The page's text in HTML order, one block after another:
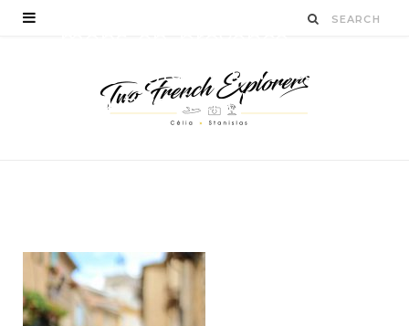
village-grasse-cannes-
blog-two-french-
explorers-8